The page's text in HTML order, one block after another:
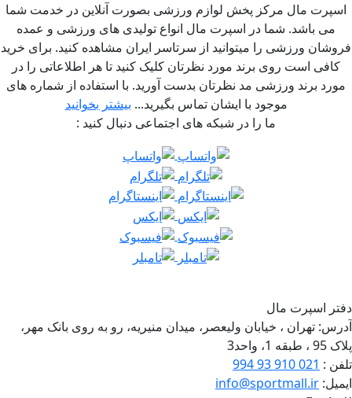
مال مرکز پخش لوازم ورزشی بصورت آنلاین در خدمت شما
باشد. شما در اسپرت مال انواع تولیدی های ورزشی و عمده
ورزشی را میتوانید از سرتاسر ایران مشاهده کنید. برای خرید
است روی برند مورد نظرتان کلیک کنید تا هر اطلاعاتی را در
برند ورزشی مد نظرتان بدست آورید. با استفاده از شماره های
موجود با ایشان تماس بگیرید...بیشتر بخوانید
ما را در شبکه های اجتماعی دنبال کنید :
اسپرت مال
تهران ، خیابان ولیعصر، میدان منیریه، رو به روی بانک مهر،
:
021 910 93 994
info@sportmall.ir